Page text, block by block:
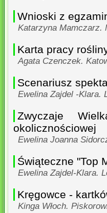
Wnioski z
Katarzyna Mamczarz.
Karta pracy
Agata Czenczek.
Scenariusz
Ewelina Zajdel -Klara.
Zwyczaje
okolicznościowej
Ewelina Joanna
Świąteczne "Top
Ewelina Zajdel-Klara.
Kręgowce -
Kinga Włoch.